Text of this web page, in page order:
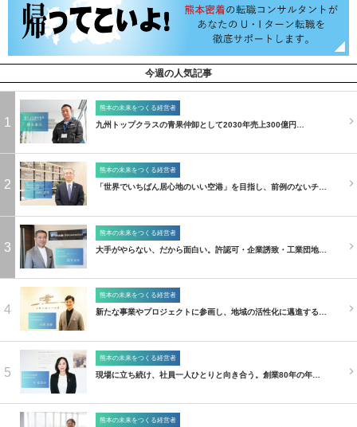
今週の人気記事
1
熊本の未来をつくる経営者
九州トップクラスの青果仲卸として2030年売上300億円…
2
熊本の未来をつくる経営者
「世界でいちばん居心地のいい空港」を目指し、前例のないチ…
3
熊本の未来をつくる経営者
大手がやらない、だから面白い。許認可・企業誘致・工業団地…
4
熊本の未来をつくる経営者
新たな事業やプロジェクトに参画し、地域の活性化に邁進する…
5
熊本の未来をつくる経営者
現場に立ち続け、社員一人ひとりと向き合う。創業80年の年…
熊本の未来をつくる経営者